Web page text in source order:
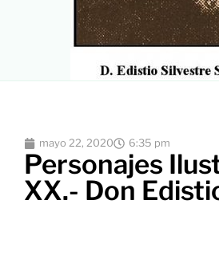
mayo 22, 2020 6:35 pm
Personajes
XX.- Don